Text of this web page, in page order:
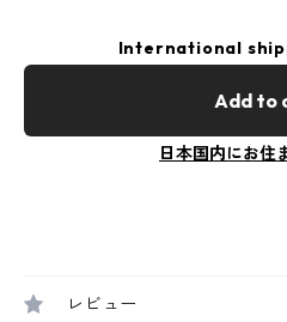
International
Add to
日本国内にお住
レビュー